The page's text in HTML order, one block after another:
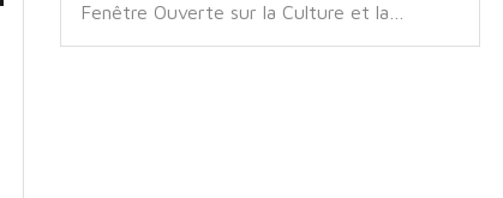
Fenêtre Ouverte sur la Culture et la…